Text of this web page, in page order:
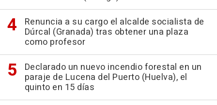
Renuncia a su cargo el alcalde socialista de
Dúrcal (Granada) tras obtener una plaza
como profesor
Declarado un nuevo incendio forestal en un
paraje de Lucena del Puerto (Huelva), el
quinto en 15 días